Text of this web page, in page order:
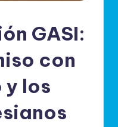
GASI:
con
y los